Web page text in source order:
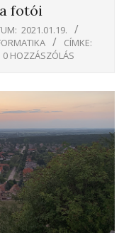
fotói
2021.01.19.
CÍMKE:
0 HOZZÁSZÓLÁS